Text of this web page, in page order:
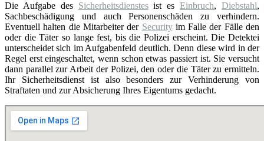
Die Aufgabe des Sicherheitsdienstesist esEinbruch,Diebstahl,
Sachbeschädigung und auch Personenschäden zu verhindern.
Eventuell halten die Mitarbeiter der Securityim Falle der Fälle den
oder die Täter so lange fest, bis die Polizei erscheint. Die Detektei
unterscheidet sich im Aufgabenfeld deutlich. Denn diese wird in der
Regel erst eingeschaltet, wenn schon etwas passiert ist. Sie versucht
dann parallel zur Arbeit der Polizei, den oder die Täter zu ermitteln.
Ihr Sicherheitsdienst ist also besonders zur Verhinderung von
Straftaten und zur Absicherung Ihres Eigentums gedacht.